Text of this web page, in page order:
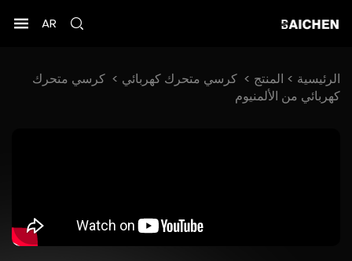
AR
الرئيسية > المنتج > كرسي متحرك كهربائي > كرسي متحرك
كهربائي من الألمنيوم